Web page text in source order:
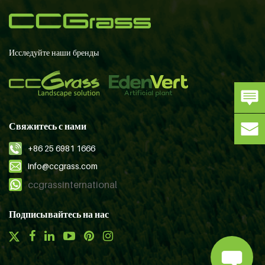
Исследуйте наши бренды
Свяжитесь с нами
+86 25 6981 1666
info@ccgrass.com
ccgrassinternational
Подписывайтесь на нас